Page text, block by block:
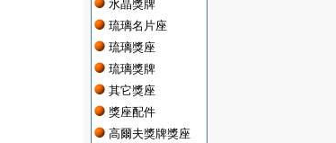
水晶獎牌
琉璃名片座
琉璃獎座
琉璃獎牌
其它獎座
獎座配件
高爾夫獎牌獎座